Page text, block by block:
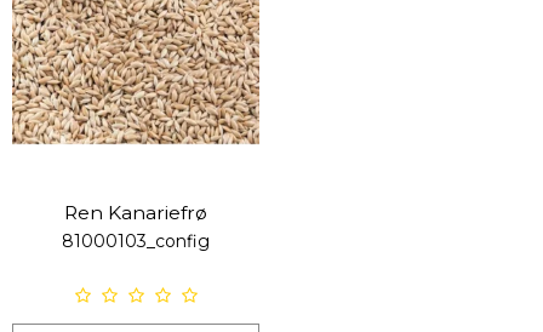
Ren Kanariefrø
81000103_config